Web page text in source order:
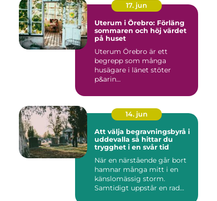
17. jun
Uterum i Örebro: Förläng
sommaren och höj värdet
på huset
Uterum Örebro är ett
begrepp som många
husägare i länet stöter
p&arin...
14. jun
Att välja begravningsbyrå i
uddevalla så hittar du
trygghet i en svår tid
När en närstående går bort
hamnar många mitt i en
känslomässig storm.
Samtidigt uppstår en rad